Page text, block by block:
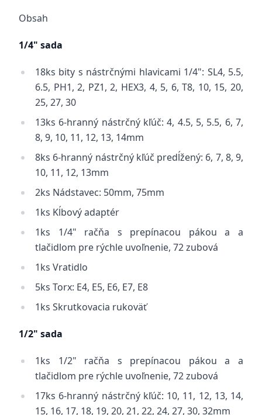
Obsah
1/4" sada
18ks bity s nástrčnými hlavicami 1/4": SL4, 5.5,
6.5, PH1, 2, PZ1, 2, HEX3, 4, 5, 6, T8, 10, 15, 20,
25, 27, 30
13ks 6-hranný nástrčný kľúč: 4, 4.5, 5, 5.5, 6, 7,
8, 9, 10, 11, 12, 13, 14mm
8ks 6-hranný nástrčný kľúč predĺžený: 6, 7, 8, 9,
10, 11, 12, 13mm
2ks Nádstavec: 50mm, 75mm
1ks Kĺbový adaptér
1ks 1/4" račňa s prepínacou pákou a a
tlačidlom pre rýchle uvoľnenie, 72 zubová
1ks Vratidlo
5ks Torx: E4, E5, E6, E7, E8
1ks Skrutkovacia rukoväť
1/2" sada
1ks 1/2" račňa s prepínacou pákou a a
tlačidlom pre rýchle uvoľnenie, 72 zubová
17ks 6-hranný nástrčný kľúč: 10, 11, 12, 13, 14,
15, 16, 17, 18, 19, 20, 21, 22, 24, 27, 30, 32mm